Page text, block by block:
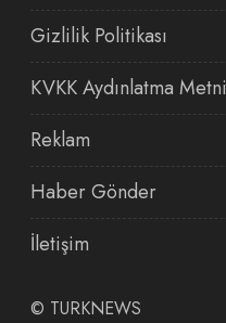
Gizlilik Politikası
KVKK Aydınlatma Metni
Reklam
Haber Gönder
İletişim
© TURKNEWS